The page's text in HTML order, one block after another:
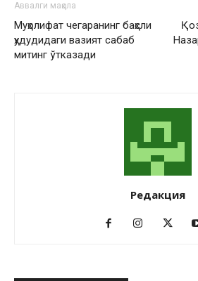
Аввалги мақола
Муҳолифат чегаранинг баҳсли
ҳудудидаги вазият сабаб
митинг ўтказади
Редакция